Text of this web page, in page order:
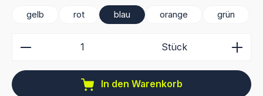
gelb
rot blau orange grün
Produkt Anzahl: Gib den gewünschten Wert ein
Stück
In den Warenkorb